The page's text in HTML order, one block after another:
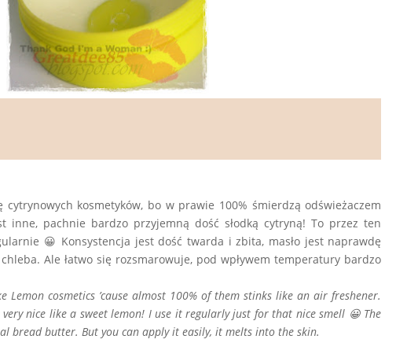
kosmetyków, bo w prawie 100% śmierdzą odświeżaczem
inne, pachnie bardzo przyjemną dość słodką cytryną! To przez ten
😀 Konsystencja jest dość twarda i zbita, masło jest naprawdę
Ale łatwo się rozsmarowuje, pod wpływem temperatury bardzo
Lemon cosmetics ’cause almost 100% of them stinks like an air freshener.
nice like a sweet lemon! I use it regularly just for that nice smell 😀 The
bread butter. But you can apply it easily, it melts into the skin.